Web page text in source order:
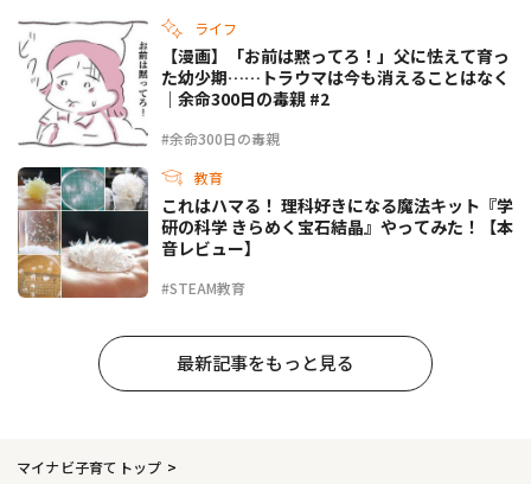
ライフ
#余命300日の毒親
【漫画】「お前は黙ってろ！」父に怯えて育っ
た幼少期……トラウマは今も消えることはなく
｜余命300日の毒親 #2
教育
#STEAM教育
これはハマる！ 理科好きになる魔法キット『学
研の科学 きらめく宝石結晶』やってみた！【本
音レビュー】
最新記事をもっと見る
マイナビ子育てトップ